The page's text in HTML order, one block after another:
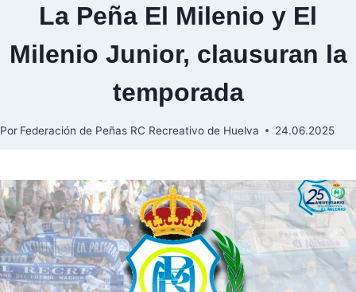
La Peña El Milenio y El
Milenio Junior, clausuran la
temporada
Por Federación de Peñas RC Recreativo de Huelva 24.06.2025